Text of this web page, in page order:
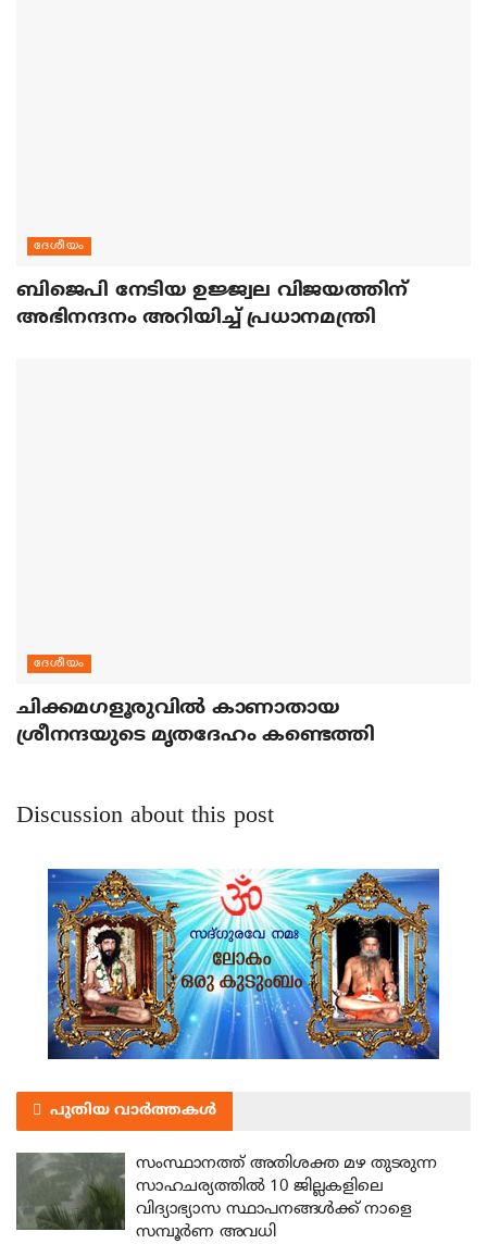
ദേശീയം
ബിജെപി നേടിയ ഉജ്ജ്വല വിജയത്തിന്
അഭിനന്ദനം അറിയിച്ച് പ്രധാനമന്ത്രി
ദേശീയം
ചിക്കമഗളൂരുവില്‍ കാണാതായ
ശ്രീനന്ദയുടെ മൃതദേഹം കണ്ടെത്തി
Discussion about this post
പുതിയ വാർത്തകൾ
സംസ്ഥാനത്ത് അതിശക്ത മഴ തുടരുന്ന
സാഹചര്യത്തിൽ 10 ജില്ലകളിലെ
വിദ്യാഭ്യാസ സ്ഥാപനങ്ങൾക്ക് നാളെ
സമ്പൂർണ അവധി